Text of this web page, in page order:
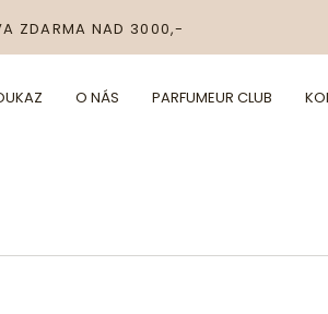
ZDARMA NAD 3000,-
O NÁS PARFUMEUR CLUB